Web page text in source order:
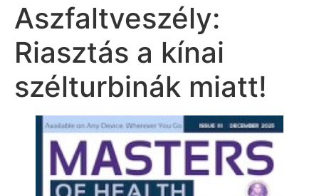
Aszfaltveszély:
Riasztás a kínai
szélturbinák miatt!